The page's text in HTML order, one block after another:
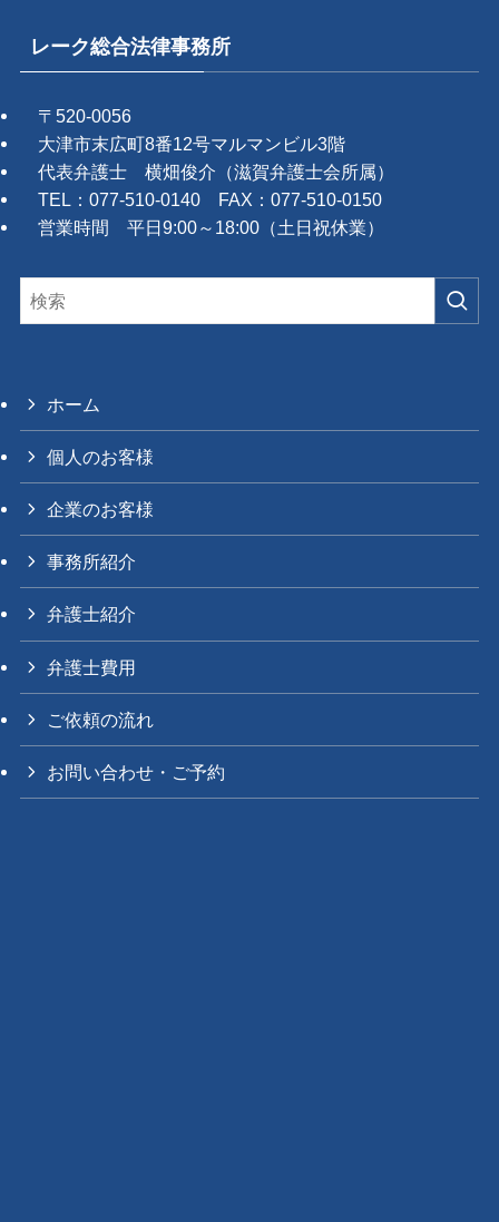
レーク総合法律事務所
〒520-0056
大津市末広町8番12号マルマンビル3階
代表弁護士 横畑俊介（滋賀弁護士会所属）
TEL：077-510-0140 FAX：077-510-0150
営業時間 平日9:00～18:00（土日祝休業）
ホーム
個人のお客様
企業のお客様
事務所紹介
弁護士紹介
弁護士費用
ご依頼の流れ
お問い合わせ・ご予約